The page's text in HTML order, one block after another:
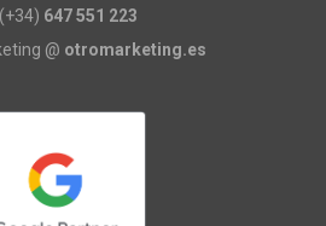
(+34) 647 551 223
@ otromarketing.es